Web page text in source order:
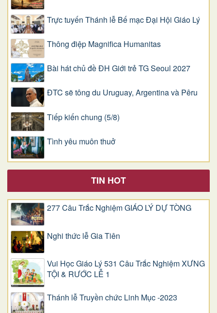
Trực tuyến Thánh lễ Bế mạc Đại Hội Giáo Lý
Thông điệp Magnifica Humanitas
Bài hát chủ đề ĐH Giới trẻ TG Seoul 2027
ĐTC sẽ tông du Uruguay, Argentina và Pêru
Tiếp kiến chung (5/8)
Tình yêu muôn thuở
TIN HOT
277 Câu Trắc Nghiệm GIÁO LÝ DỰ TÒNG
Nghi thức lễ Gia Tiên
Vui Học Giáo Lý 531 Câu Trắc Nghiệm XƯNG
TỘI & RƯỚC LỄ 1
Thánh lễ Truyền chức Linh Mục -2023